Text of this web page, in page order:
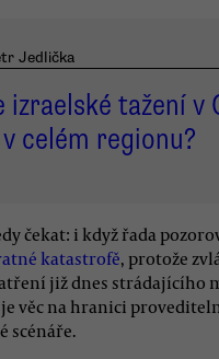
Jedlička
tažení v
celém regionu?
čekat: i když řada
katastrofě, protože
již dnes strádajícího
je věc na hranici
scénáře.